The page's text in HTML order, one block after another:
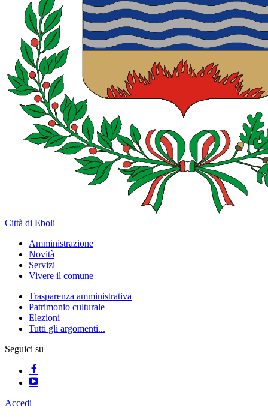
Città di Eboli
Amministrazione
Novità
Servizi
Vivere il comune
Trasparenza amministrativa
Patrimonio culturale
Elezioni
Tutti gli argomenti...
Seguici su
Accedi